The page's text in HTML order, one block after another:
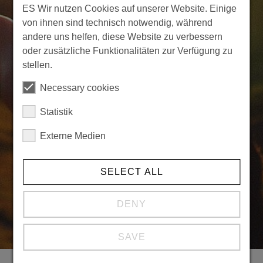
ES Wir nutzen Cookies auf unserer Website. Einige
von ihnen sind technisch notwendig, während
andere uns helfen, diese Website zu verbessern
oder zusätzliche Funktionalitäten zur Verfügung zu
stellen.
Necessary cookies
Statistik
Externe Medien
SELECT ALL
DENY
SAVE